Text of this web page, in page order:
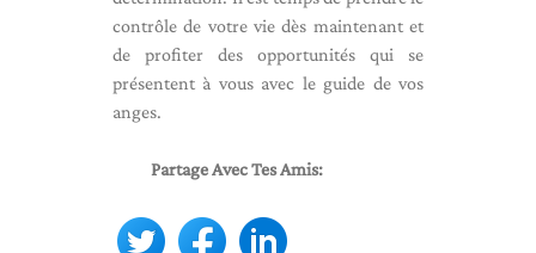
contrôle de votre vie dès maintenant et
de profiter des opportunités qui se
présentent à vous avec le guide de vos
anges.
Partage Avec Tes Amis: